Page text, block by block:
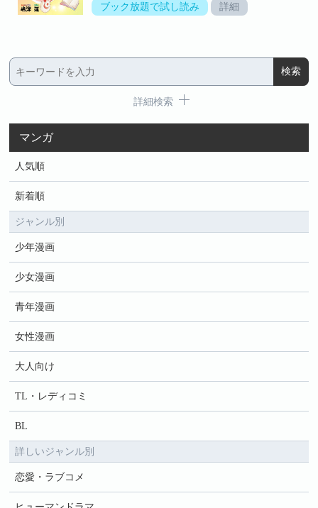
ぴっく』２００１年４月号から２００２年３月号に
連載された１年分を収録。 全１００ページ。
ブック放題で試し読み 詳細
詳細検索
マンガ
人気順
新着順
ジャンル別
少年漫画
少女漫画
青年漫画
女性漫画
大人向け
TL・レディコミ
BL
詳しいジャンル別
恋愛・ラブコメ